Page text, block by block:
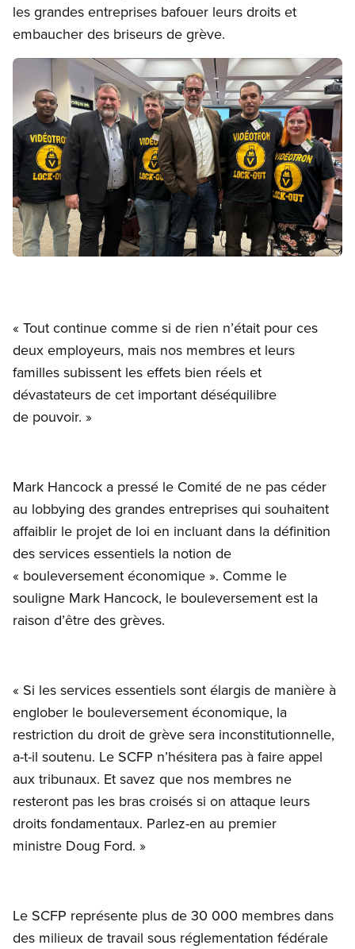
les grandes entreprises bafouer leurs droits et
embaucher des briseurs de grève.
Image
« Tout continue comme si de rien n’était pour ces
deux employeurs, mais nos membres et leurs
familles subissent les effets bien réels et
dévastateurs de cet important déséquilibre
de pouvoir. »
Mark Hancock a pressé le Comité de ne pas céder
au lobbying des grandes entreprises qui souhaitent
affaiblir le projet de loi en incluant dans la définition
des services essentiels la notion de
« bouleversement économique ». Comme le
souligne Mark Hancock, le bouleversement est la
raison d’être des grèves.
« Si les services essentiels sont élargis de manière à
englober le bouleversement économique, la
restriction du droit de grève sera inconstitutionnelle,
a-t-il soutenu. Le SCFP n’hésitera pas à faire appel
aux tribunaux. Et savez que nos membres ne
resteront pas les bras croisés si on attaque leurs
droits fondamentaux. Parlez-en au premier
ministre Doug Ford. »
Le SCFP représente plus de 30 000 membres dans
des milieux de travail sous réglementation fédérale